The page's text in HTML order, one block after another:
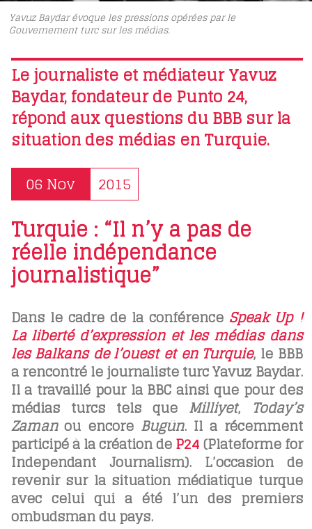
Yavuz Baydar évoque les pressions opérées par le
Gouvernement turc sur les médias.
Le journaliste et médiateur Yavuz
Baydar, fondateur de Punto 24,
répond aux questions du BBB sur la
situation des médias en Turquie.
06 Nov 2015
Turquie : “Il n’y a pas de
réelle indépendance
journalistique”
Dans le cadre de la conférence Speak Up !
La liberté d’expression et les médias dans
les Balkans de l’ouest et en Turquie, le BBB
a rencontré le journaliste turc Yavuz Baydar.
Il a travaillé pour la BBC ainsi que pour des
médias turcs tels que Milliyet, Today’s
Zamanou encore Bugün. Il a récemment
participé à la création deP24(Plateforme for
Independant Journalism). L’occasion de
revenir sur la situation médiatique turque
avec celui qui a été l’un des premiers
ombudsman du pays.